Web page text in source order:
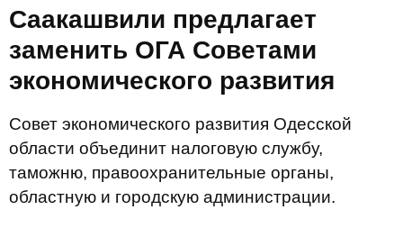
Саакашвили предлагает
заменить ОГА Советами
экономического развития
Совет экономического развития Одесской
области объединит налоговую службу,
таможню, правоохранительные органы,
областную и городскую администрации.